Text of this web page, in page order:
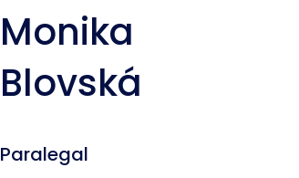
Monika
Blovská
Paralegal